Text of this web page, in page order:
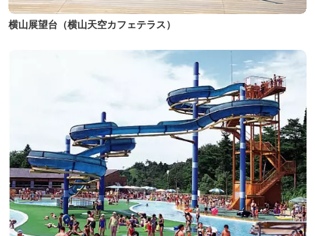
横山展望台（横山天空カフェテラス）